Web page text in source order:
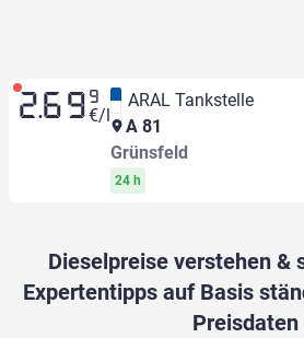
2.69 9
€/l
ARAL Tankstelle
A 81
Grünsfeld
24 h
Dieselpreise verstehen &
Expertentipps auf Basis
Preisdaten